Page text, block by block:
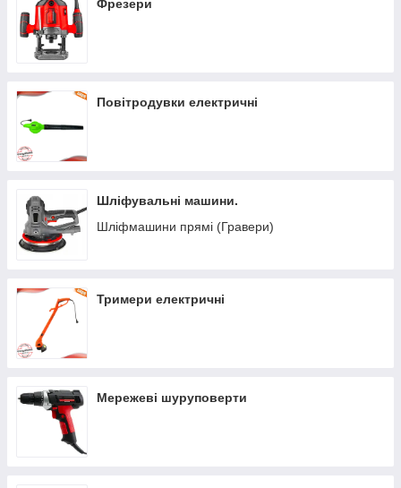
Фрезери
Повітродувки електричні
Шліфувальні машини.
Шліфмашини прямі (Гравери)
Тримери електричні
Мережеві шуруповерти